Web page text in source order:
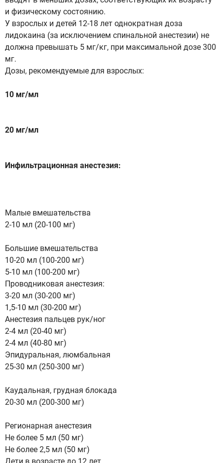
и физическому состоянию.
У взрослых и детей 12-18 лет однократная доза
лидокаина (за исключением спинальной анестезии) не
должна превышать 5 мг/кг, при максимальной дозе 300
мг.
Дозы, рекомендуемые для взрослых:
10 мг/мл
20 мг/мл
Инфильтрационная анестезия:
Малые вмешательства
2-10 мл (20-100 мг)
Большие вмешательства
10-20 мл (100-200 мг)
5-10 мл (100-200 мг)
Проводниковая анестезия:
3-20 мл (30-200 мг)
1,5-10 мл (30-200 мг)
Анестезия пальцев рук/ног
2-4 мл (20-40 мг)
2-4 мл (40-80 мг)
Эпидуральная, люмбальная
25-30 мл (250-300 мг)
Каудальная, грудная блокада
20-30 мл (200-300 мг)
Регионарная анестезия
Не более 5 мл (50 мг)
Не более 2,5 мл (50 мг)